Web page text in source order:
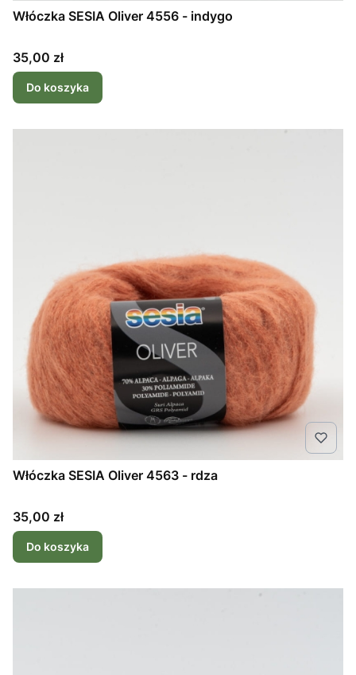
Włóczka SESIA Oliver 4556 - indygo
Cena
35,00 zł
Do koszyka
Włóczka SESIA Oliver 4563 - rdza
Cena
35,00 zł
Do koszyka